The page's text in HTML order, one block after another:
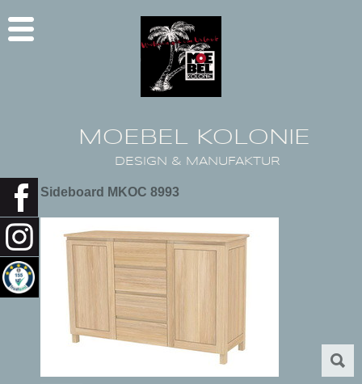
MOEBEL KOLONIE
DESIGN & MANUFAKTUR
Sideboard MKOC 8993